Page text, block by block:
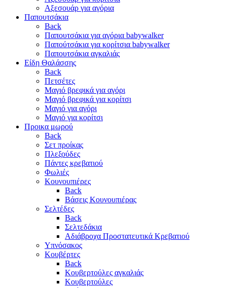
Αξεσουάρ για αγόρια
Παπουτσάκια
Back
Παπουτσάκια για αγόρια babywalker
Παπούτσάκια για κορίτσια babywalker
Παπουτσάκια αγκαλιάς
Είδη Θαλάσσης
Back
Πετσέτες
Μαγιό βρεφικά για αγόρι
Μαγιό βρεφικά για κορίτσι
Μαγιό για αγόρι
Μαγιό για κορίτσι
Προικα μωρού
Back
Σετ προίκας
Πλεξούδες
Πάντες κρεβατιού
Φωλιές
Κουνουπιέρες
Back
Βάσεις Κουνουπιέρας
Σελτέδες
Back
Σελτεδάκια
Αδιάβροχα Προστατευτικά Κρεβατιού
Υπνόσακος
Κουβέρτες
Back
Κουβερτούλες αγκαλιάς
Κουβερτούλες